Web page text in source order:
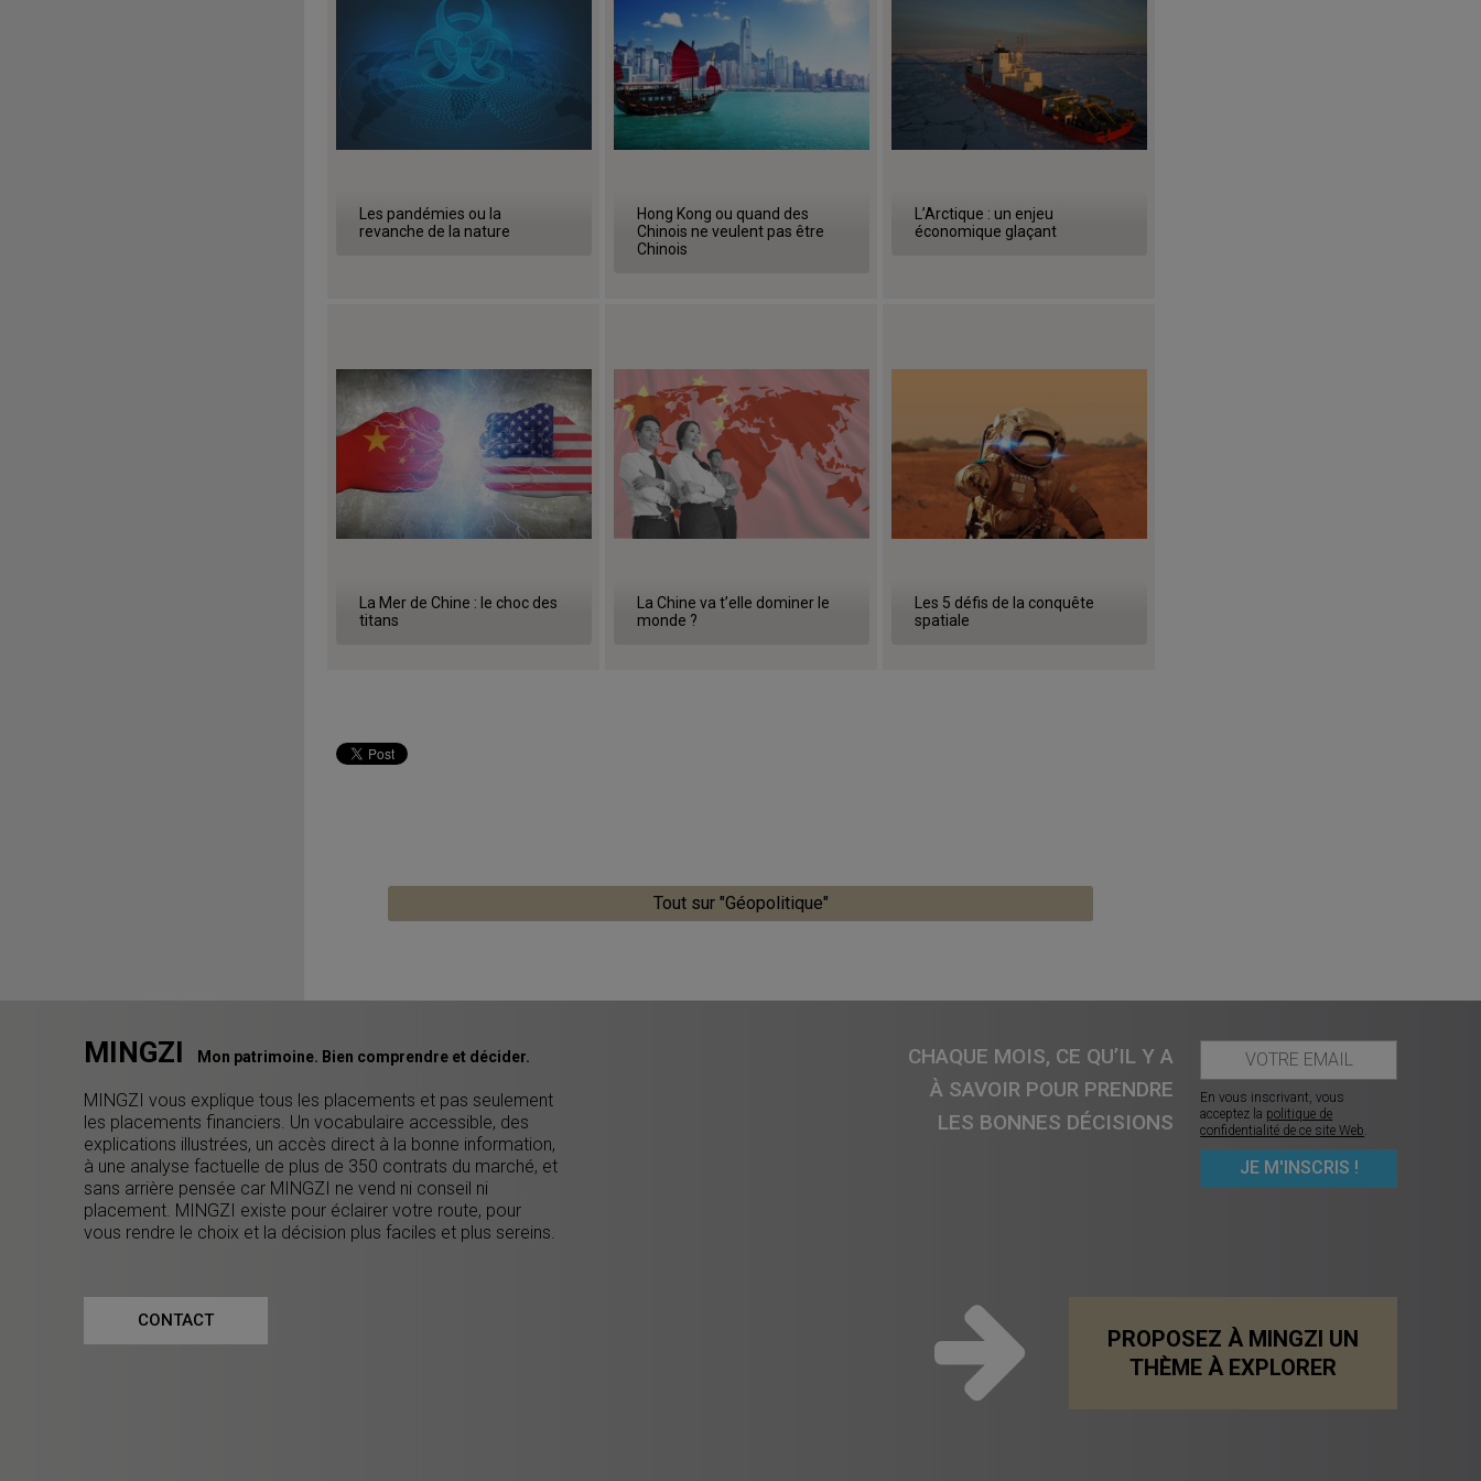
Les pandémies ou la
revanche de la nature
Hong Kong ou quand des
Chinois ne veulent pas être
Chinois
L’Arctique : un enjeu
économique glaçant
La Mer de Chine : le choc des
titans
La Chine va t’elle dominer le
monde ?
Les 5 défis de la conquête
spatiale
Tout sur "Géopolitique"
MINGZI Mon patrimoine. Bien comprendre et décider.
MINGZI vous explique tous les placements et pas seulement
les placements financiers. Un vocabulaire accessible, des
explications illustrées, un accès direct à la bonne information,
à une analyse factuelle de plus de 350 contrats du marché, et
sans arrière pensée car MINGZI ne vend ni conseil ni
placement. MINGZI existe pour éclairer votre route, pour
vous rendre le choix et la décision plus faciles et plus sereins.
CHAQUE MOIS, CE QU’IL Y A
À SAVOIR POUR PRENDRE
LES BONNES DÉCISIONS
En vous inscrivant, vous
acceptez la politique de
confidentialité de ce site Web
CONTACT
PROPOSEZ À MINGZI UN
THÈME À EXPLORER